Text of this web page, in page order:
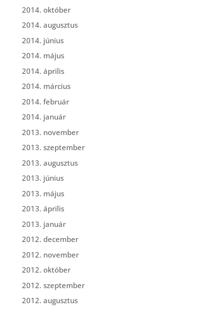
2014. október
2014. augusztus
2014. június
2014. május
2014. április
2014. március
2014. február
2014. január
2013. november
2013. szeptember
2013. augusztus
2013. június
2013. május
2013. április
2013. január
2012. december
2012. november
2012. október
2012. szeptember
2012. augusztus